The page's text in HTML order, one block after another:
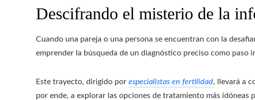
Descifrando el misterio de la
Cuando una pareja o una persona se encuentran con la
emprender la búsqueda de un diagnóstico preciso como paso
Este trayecto, dirigido por especialistas en fertilidad, llevará a
por ende, a explorar las opciones de tratamiento más idóneas